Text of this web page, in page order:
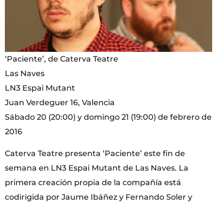
‘Paciente’, de Caterva Teatre
Las Naves
LN3 Espai Mutant
Juan Verdeguer 16, Valencia
Sábado 20 (20:00) y domingo 21 (19:00) de febrero de
2016
Caterva Teatre presenta ‘Paciente’ este fin de
semana en LN3 Espai Mutant de Las Naves. La
primera creación propia de la compañía está
codirigida por Jaume Ibáñez y Fernando Soler y